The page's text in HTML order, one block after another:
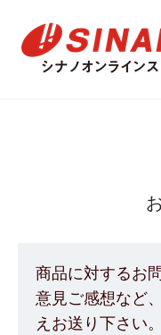
商品に対するお
意見ご感想など
えお送り下さい。